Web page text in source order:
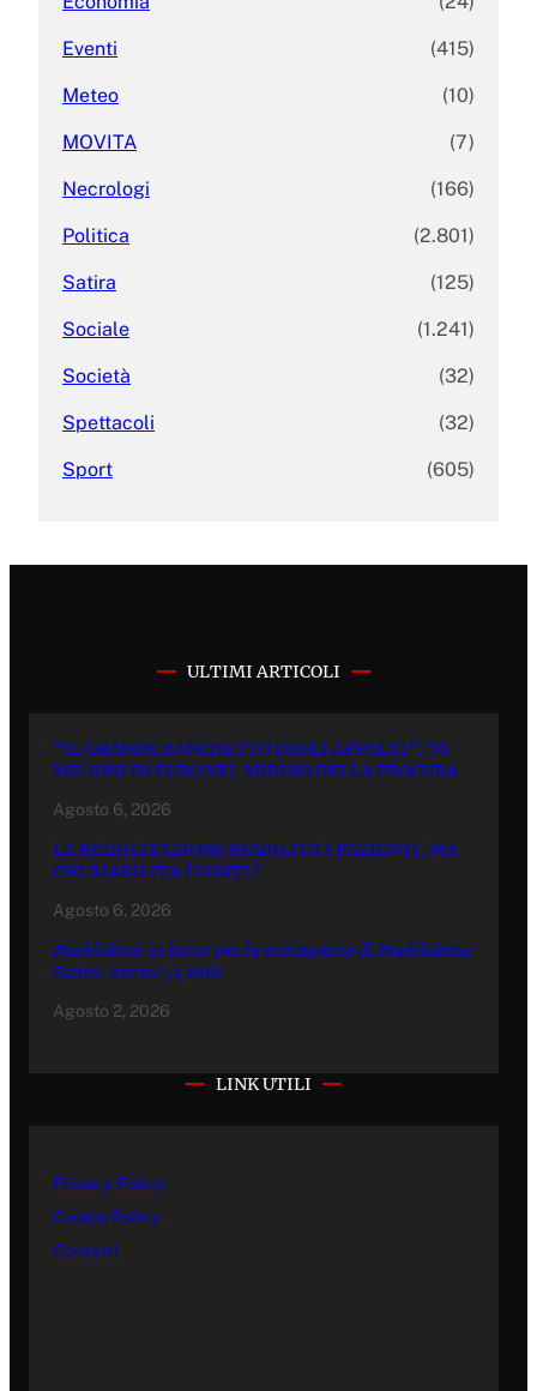
Eventi (415)
Meteo (10)
MOVITA (7)
Necrologi (166)
Politica (2.801)
Satira (125)
Sociale (1.241)
Società (32)
Spettacoli (32)
Sport (605)
ULTIMI ARTICOLI
“IL GRANDE BANCHETTO DEGLI APPALTI”: 70
MILIONI DI EURO NEL MIRINO DELLA PROCURA.
Agosto 6, 2026
LA RIABILITAZIONE RIABILITA I PAZIENTI, MA
CHI RIABILITA I CONTI?
Agosto 6, 2026
Maddaloni in lutto per la scomparsa di Maddalena
Santo: aveva 53 anni
Agosto 2, 2026
LINK UTILI
Privacy Policy
Cookie Policy
Contatti